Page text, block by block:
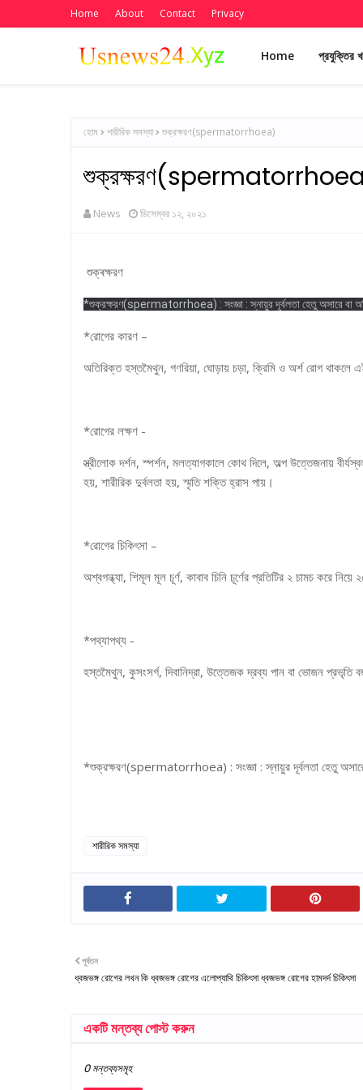
Home About Contact Privacy
Home প্রযুক্তির
হোম শারীরিক সমস্যা শুক্রক্ষরণ(spermatorrhoea)
News ডিসেম্বর ১২, ২০২১
শুক্ৰক্ষরণ
*শুক্রক্ষরণ(spermatorrhoea) : সংজ্ঞা : স্নায়ুর দূর্বলতা হেতু অসারে বা
*রোগের কারণ –
অতিরিক্ত হস্তমৈথুন, গণরিয়া, ঘোড়ায় চড়া, ক্রিমি ও অর্শ রোগ থাকলে
*রোগের লক্ষণ -
স্ত্রীলোক দর্শন, স্পর্শন, মলত্যাগকালে কোথ দিলে, অল্প উত্তেজনায়
হয়, শারীরিক দুর্বলতা হয়, স্মৃতি শক্তি হ্রাস পায়।
*রোগের চিকিৎসা –
অশ্বগন্ধ্যা, শিমূল মূল চূর্ণ, কাবাব চিনি চূর্ণের প্রতিটির ২ চামচ করে
*পথ্যাপথ্য -
হস্তমৈথুন, কুসংসর্গ, দিবানিদ্রা, উত্তেজক দ্রব্য পান বা ভোজন প্রভৃতি
*শুক্রক্ষরণ(spermatorrhoea) : সংজ্ঞা : স্নায়ুর দূর্বলতা হেতু অসারে
শারীরিক সমস্যা
পূর্বতন
ধ্বজভঙ্গ রোগের লখন কি ধ্বজভঙ্গ রোগের এলোপ্যাথি চিকিৎসা ধ্বজভঙ্গ রোগের হামদর্দ চিকিৎসা
একটি মন্তব্য পোস্ট করুন
0 মন্তব্যসমূহ